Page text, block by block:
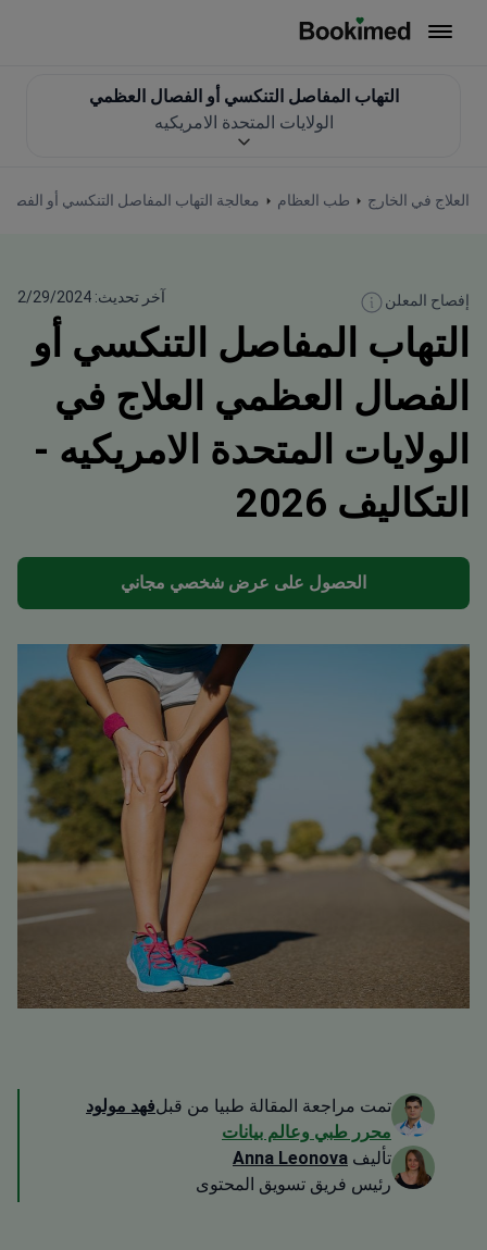
العلاج في الخارج طب العظام معالجة التهاب المفاصل التنكسي أو
التهاب المفاصل التنكسي أو الفصال العظمي
الولايات المتحدة الامريكيه
إفصاح المعلن آخر تحديث: 2/29/2024
التهاب المفاصل التنكسي أو
الفصال العظمي العلاج في
الولايات المتحدة الامريكيه -
التكاليف 2026
الحصول على عرض شخصي مجاني
تمت مراجعة المقالة طبيا من قبلفهد مولود
محرر طبي وعالم بيانات
تأليف Anna Leonova
رئيس فريق تسويق المحتوى